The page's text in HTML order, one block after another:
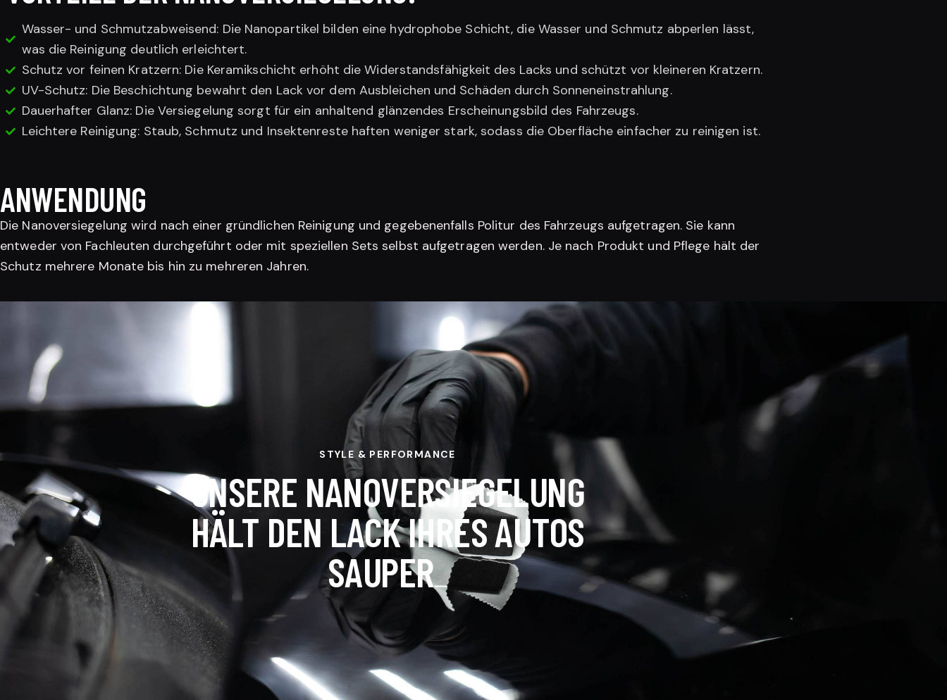
Wasser- und Schmutzabweisend: Die Nanopartikel bilden eine hydrophobe Schicht, die Wasser und Schmutz abperlen lässt,
was die Reinigung deutlich erleichtert.
Schutz vor feinen Kratzern: Die Keramikschicht erhöht die Widerstandsfähigkeit des Lacks und schützt vor kleineren Kratzern.
UV-Schutz: Die Beschichtung bewahrt den Lack vor dem Ausbleichen und Schäden durch Sonneneinstrahlung.
Dauerhafter Glanz: Die Versiegelung sorgt für ein anhaltend glänzendes Erscheinungsbild des Fahrzeugs.
Leichtere Reinigung: Staub, Schmutz und Insektenreste haften weniger stark, sodass die Oberfläche einfacher zu reinigen ist.
ANWENDUNG
Die Nanoversiegelung wird nach einer gründlichen Reinigung und gegebenenfalls Politur des Fahrzeugs aufgetragen. Sie kann
entweder von Fachleuten durchgeführt oder mit speziellen Sets selbst aufgetragen werden. Je nach Produkt und Pflege hält der
Schutz mehrere Monate bis hin zu mehreren Jahren.
STYLE & PERFORMANCE
UNSERE NANOVERSIEGELUNG
HÄLT DEN LACK IHRES AUTOS
SAUPER_